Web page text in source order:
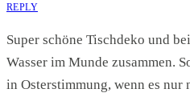
REPLY
Super schöne Tischdeko und
Wasser im Munde zusammen.
in Osterstimmung, wenn es nur